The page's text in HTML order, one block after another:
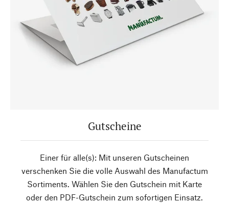
Gutscheine
Einer für alle(s): Mit unseren Gutscheinen
verschenken Sie die volle Auswahl des Manufactum
Sortiments. Wählen Sie den Gutschein mit Karte
oder den PDF-Gutschein zum sofortigen Einsatz.